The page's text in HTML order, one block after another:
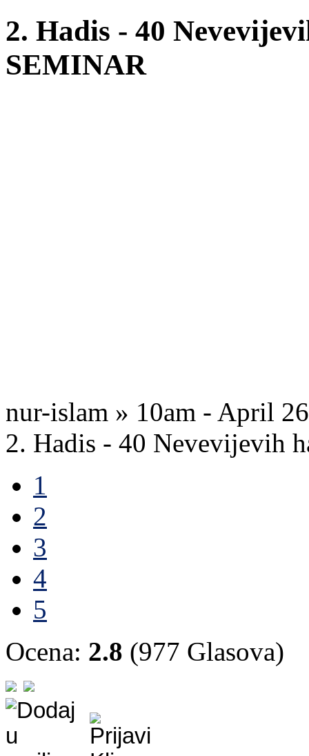
2. Hadis - 40
SEMINAR
nur-islam » 10am - April
2. Hadis - 40 Nevevijevih
1
2
3
4
5
Ocena: 2.8 (977 Glasova)